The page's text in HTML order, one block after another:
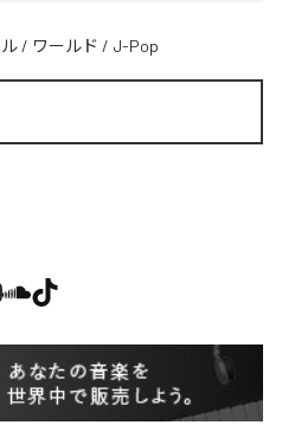
/ ワールド / J-Pop